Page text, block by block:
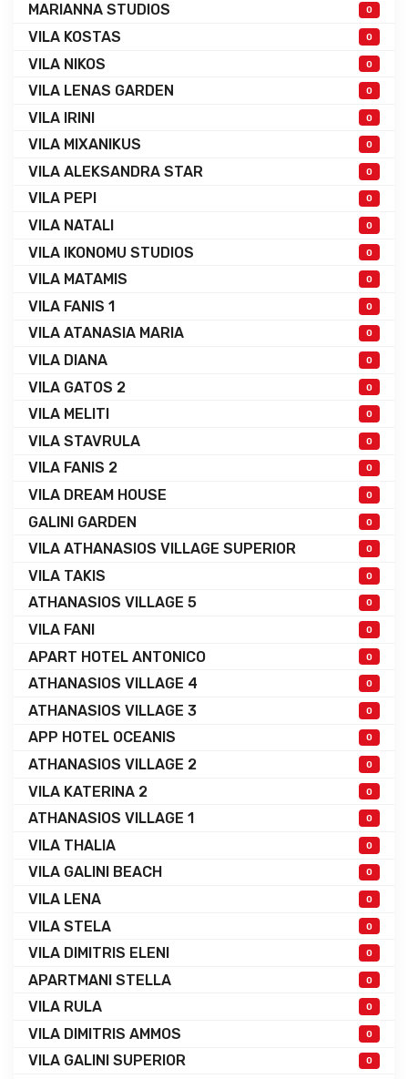
MARIANNA STUDIOS 0
VILA KOSTAS 0
VILA NIKOS 0
VILA LENAS GARDEN 0
VILA IRINI 0
VILA MIXANIKUS 0
VILA ALEKSANDRA STAR 0
VILA PEPI 0
VILA NATALI 0
VILA IKONOMU STUDIOS 0
VILA MATAMIS 0
VILA FANIS 1 0
VILA ATANASIA MARIA 0
VILA DIANA 0
VILA GATOS 2 0
VILA MELITI 0
VILA STAVRULA 0
VILA FANIS 2 0
VILA DREAM HOUSE 0
GALINI GARDEN 0
VILA ATHANASIOS VILLAGE SUPERIOR 0
VILA TAKIS 0
ATHANASIOS VILLAGE 5 0
VILA FANI 0
APART HOTEL ANTONICO 0
ATHANASIOS VILLAGE 4 0
ATHANASIOS VILLAGE 3 0
APP HOTEL OCEANIS 0
ATHANASIOS VILLAGE 2 0
VILA KATERINA 2 0
ATHANASIOS VILLAGE 1 0
VILA THALIA 0
VILA GALINI BEACH 0
VILA LENA 0
VILA STELA 0
VILA DIMITRIS ELENI 0
APARTMANI STELLA 0
VILA RULA 0
VILA DIMITRIS AMMOS 0
VILA GALINI SUPERIOR 0